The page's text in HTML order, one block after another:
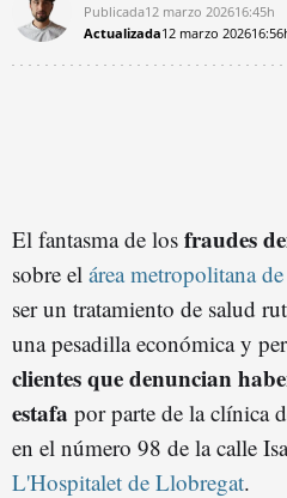
Publicada12 marzo 202616:45h
Actualizada12 marzo 2026
El fantasma de los fraudes
sobre el área metropolitana
ser un tratamiento de salud
una pesadilla económica y
clientes que denuncian
estafa por parte de la clínica
en el número 98 de la calle
L'Hospitalet de Llobregat.